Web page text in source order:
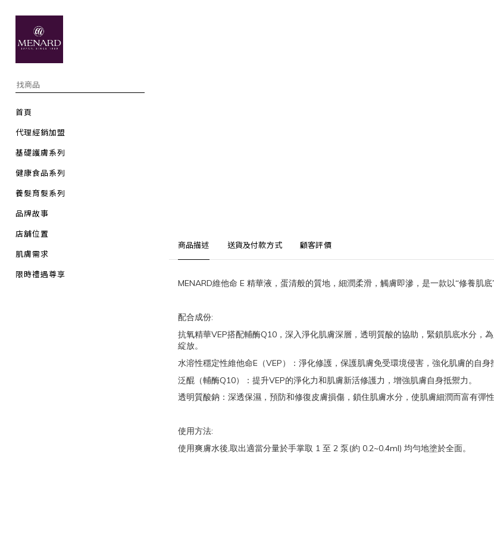
首頁
代理經銷加盟
基礎護膚系列
健康食品系列
養髮育髮系列
品牌故事
店舖位置
肌膚需求
限時禮遇尊享
商品描述 送貨及付款方式 顧客評價
MENARD維他命 E 精華液，蛋清般的質地，細潤柔滑，觸膚即滲，是一款以“修養肌底
配合成份:
抗氧精華VEP搭配輔酶Q10，深入淨化肌膚深層，透明質酸的協助，緊鎖肌底水分，
綻放。
水溶性穩定性維他命E（VEP ）：淨化修護，保護肌膚免受環境侵害，強化肌膚的自身
泛醌（輔酶Q10）：提升VEP的淨化力和肌膚新活修護力，增強肌膚自身抵禦力。
透明質酸鈉：深透保濕，預防和修復皮膚損傷，鎖住肌膚水分，使肌膚細潤而富有彈性
使用方法:
使用爽膚水後,取出適當分量於手掌取 1 至 2 泵 (約 0.2~0.4ml) 均勻地塗於全面。